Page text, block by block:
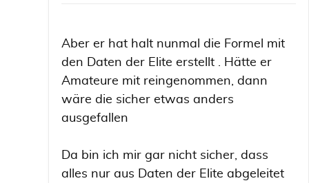
Aber er hat halt nunmal die Formel mit
den Daten der Elite erstellt . Hätte er
Amateure mit reingenommen, dann
wäre die sicher etwas anders
ausgefallen
Da bin ich mir gar nicht sicher, dass
alles nur aus Daten der Elite abgeleitet